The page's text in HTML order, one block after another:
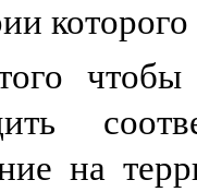
чтобы
на